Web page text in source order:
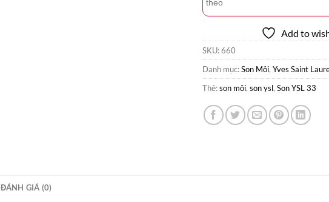
theo
Add to
SKU:660
Danh mục:Son Môi, Yves Saint
Thẻ:son môi, son ysl, Son YSL 33
ĐÁNH GIÁ (0)